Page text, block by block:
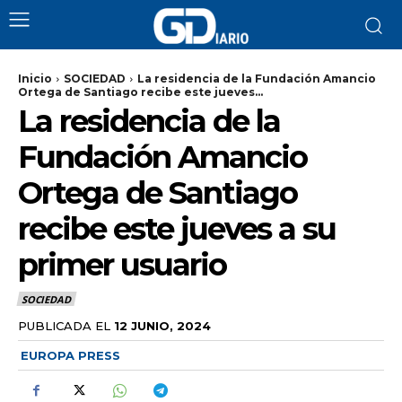
Inicio SOCIEDAD
La residencia de la Fundación Amancio
Ortega de Santiago recibe este jueves...
La residencia de la
Fundación Amancio
Ortega de Santiago
recibe este jueves a su
primer usuario
SOCIEDAD
PUBLICADA EL 12 JUNIO, 2024
EUROPA PRESS